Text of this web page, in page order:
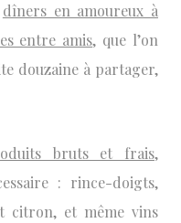
dîners en amoureux à
entre amis, que l’on
douzaine à partager,
bruts et frais,
: rince-doigts,
citron, et même vins